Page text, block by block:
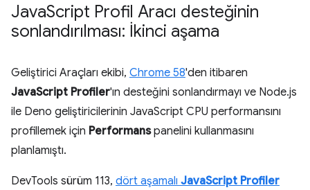
JavaScript Profil Aracı desteğinin
sonlandırılması: İkinci aşama
Geliştirici Araçları ekibi, Chrome 58'den itibaren
JavaScript Profiler'ın desteğini sonlandırmayı ve Node.js
ile Deno geliştiricilerinin JavaScript CPU performansını
profillemek için Performanspanelini kullanmasını
planlamıştı.
DevTools sürüm 113, dört aşamalı JavaScript Profiler